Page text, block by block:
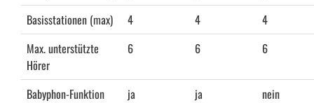
Basisstationen (max)
4 4
4
Max. unterstützte
Hörer
6 6 6
Babyphon-Funktion ja ja
nein